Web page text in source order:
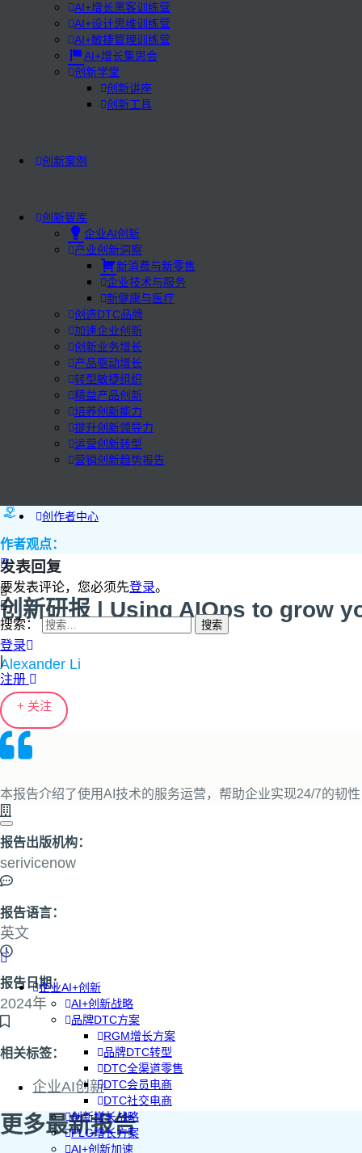
AI+增长黑客训练营
AI+设计思维训练营
AI+敏捷管理训练营
AI+增长集思会
创新学堂
创新讲座
创新工具
创新案例
创新智库
企业AI创新
产业创新洞察
新消费与新零售
企业技术与服务
新健康与医疗
创造DTC品牌
加速企业创新
创新业务增长
产品驱动增长
转型敏捷组织
精益产品创新
培养创新能力
提升创新领导力
运营创新转型
营销创新趋势报告
创作者中心
搜索：
登录
|
注册
企业AI+创新
AI+创新战略
品牌DTC方案
RGM增长方案
品牌DTC转型
DTC全渠道零售
DTC会员电商
DTC社交电商
创新增长战略
PLG增长方案
AI+创新加速
作者观点：
发表回复
要发表评论，您必须先登录。
创新研报 | Using AIOps to grow
Alexander Li
+ 关注
本报告介绍了使用AI技术的服务运营，帮助企业实现24/7的韧
报告出版机构：
serivicenow
报告语言：
英文
报告日期：
2024年
相关标签：
企业AI创新
更多最新报告